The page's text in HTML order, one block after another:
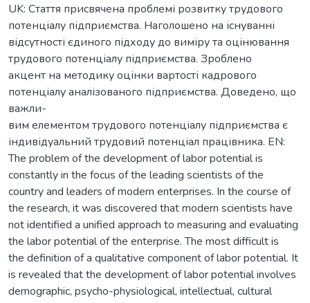
UK: Стаття присвячена проблемі розвитку трудового
потенціалу підприємства. Наголошено на існуванні
відсутності єдиного підходу до виміру та оцінювання
трудового потенціалу підприємства. Зроблено
акцент на методику оцінки вартості кадрового
потенціалу аналізованого підприємства. Доведено, що
важли-
вим елементом трудового потенціалу підприємства є
індивідуальний трудовий потенціал працівника. EN:
The problem of the development of labor potential is
constantly in the focus of the leading scientists of the
country and leaders of modern enterprises. In the course of
the research, it was discovered that modern scientists have
not identified a unified approach to measuring and evaluating
the labor potential of the enterprise. The most difficult is
the definition of a qualitative component of labor potential. It
is revealed that the development of labor potential involves
demographic, psycho-physiological, intellectual, cultural